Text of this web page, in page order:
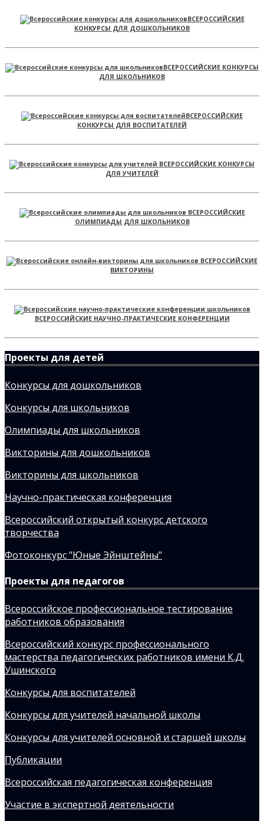
ВСЕРОССИЙСКИЕ
КОНКУРСЫ ДЛЯ ДОШКОЛЬНИКОВ
ВСЕРОССИЙСКИЕ КОНКУРСЫ
ДЛЯ ШКОЛЬНИКОВ
ВСЕРОССИЙСКИЕ
КОНКУРСЫ ДЛЯ ВОСПИТАТЕЛЕЙ
ВСЕРОССИЙСКИЕ КОНКУРСЫ
ДЛЯ УЧИТЕЛЕЙ
ВСЕРОССИЙСКИЕ
ОЛИМПИАДЫ ДЛЯ ШКОЛЬНИКОВ
ВСЕРОССИЙСКИЕ
ВИКТОРИНЫ
ВСЕРОССИЙСКИЕ НАУЧНО-ПРАКТИЧЕСКИЕ КОНФЕРЕНЦИИ
Проекты для детей
Конкурсы для дошкольников
Конкурсы для школьников
Олимпиады для школьников
Викторины для дошкольников
Викторины для школьников
Научно-практическая конференция
Всероссийский открытый конкурс детского
творчества
Фотоконкурс "Юные Эйнштейны"
Проекты для педагогов
Всероссийское профессиональное тестирование
работников образования
Всероссийский конкурс профессионального
мастерства педагогических работников имени К.Д.
Ушинского
Конкурсы для воспитателей
Конкурсы для учителей начальной школы
Конкурсы для учителей основной и старшей школы
Публикации
Всероссийская педагогическая конференция
Участие в экспертной деятельности